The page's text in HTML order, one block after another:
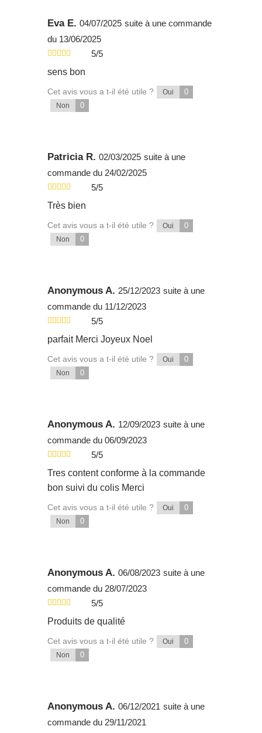
Eva E. 04/07/2025 suite à une commande
du 13/06/2025
5/5
sens bon
Cet avis vous a t-il été utile ? Oui 0
Non 0
Patricia R. 02/03/2025 suite à une
commande du 24/02/2025
5/5
Très bien
Cet avis vous a t-il été utile ? Oui 0
Non 0
Anonymous A. 25/12/2023 suite à une
commande du 11/12/2023
5/5
parfait Merci Joyeux Noel
Cet avis vous a t-il été utile ? Oui 0
Non 0
Anonymous A. 12/09/2023 suite à une
commande du 06/09/2023
5/5
Tres content conforme à la commande
bon suivi du colis Merci
Cet avis vous a t-il été utile ? Oui 0
Non 0
Anonymous A. 06/08/2023 suite à une
commande du 28/07/2023
5/5
Produits de qualité
Cet avis vous a t-il été utile ? Oui 0
Non 0
Anonymous A. 06/12/2021 suite à une
commande du 29/11/2021